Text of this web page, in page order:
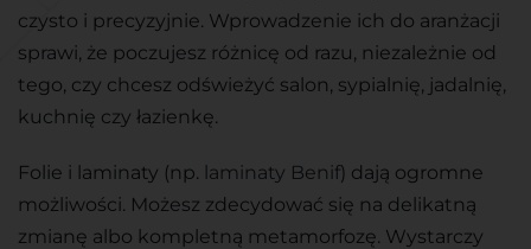
czysto i precyzyjnie. Wprowadzenie ich do aranżacji
sprawi, że poczujesz różnicę od razu, niezależnie od
tego, czy chcesz odświeżyć salon, sypialnię, jadalnię,
kuchnię czy łazienkę.
Folie i laminaty (np. laminaty Benif) dają ogromne
możliwości. Możesz zdecydować się na delikatną
zmianę albo kompletną metamorfozę. Wystarczy